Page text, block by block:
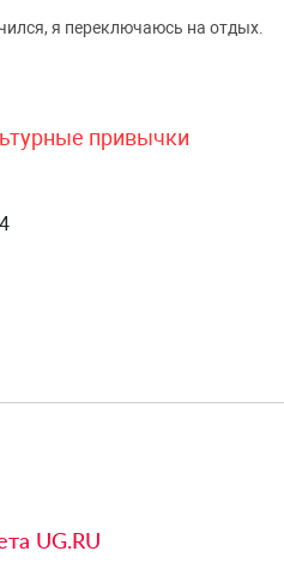
я переключаюсь на отдых.
привычки
UG.RU